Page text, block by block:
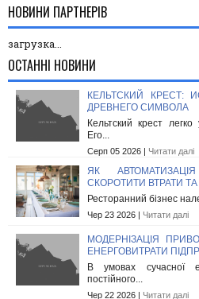
НОВИНИ ПАРТНЕРІВ
загрузка...
ОСТАННІ НОВИНИ
КЕЛЬТСКИЙ КРЕСТ:
ДРЕВНЕГО СИМВОЛА
Кельтский крест
Его...
Серп 05 2026 | Читати далі
ЯК
СКОРОТИТИ ВТРАТИ
Ресторанний бізнес
Чер 23 2026 | Читати далі
МОДЕРНІЗАЦІЯ
ЕНЕРГОВИТРАТИ
В умовах сучасної
постійного...
Чер 22 2026 | Читати далі